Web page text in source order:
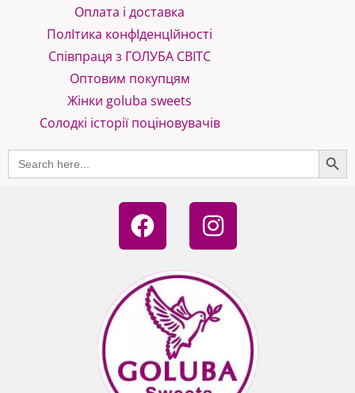
Оплата і доставка
ПолІтика конфІденцІйності
Співпраця з ГОЛУБА СВІТС
Оптовим покупцям
Жінки goluba sweets
Солодкі історії поціновувачів
Search
for:
SEARCH
F
a
c
e
b
o
o
k
I
n
s
t
a
g
r
a